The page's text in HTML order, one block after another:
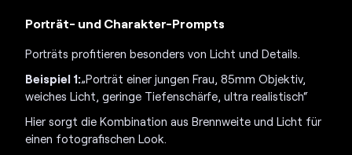
Porträt- und Charakter-Prompts
Porträts profitieren besonders von Licht und Details.
Beispiel 1:„Porträt einer jungen Frau, 85mm Objektiv,
weiches Licht, geringe Tiefenschärfe, ultra realistisch“
Hier sorgt die Kombination aus Brennweite und Licht für
einen fotografischen Look.